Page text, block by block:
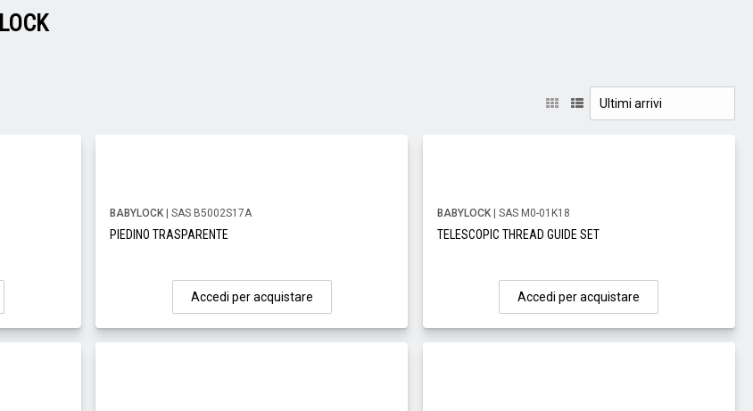
BABYLOCK | SAS B5002S17A
PIEDINO TRASPARENTE
Accedi per acquistare
BABYLOCK| SAS M0-01K18
TELESCOPIC THREAD GUIDE SET
Accedi per acquistare